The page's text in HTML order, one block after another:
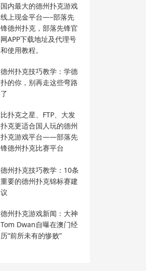
国内最大的德州扑克游戏
线上现金平台—–部落先
锋德州扑克，部落先锋官
网APP下载地址及代理号
和使用教程。
德州扑克技巧教学：学德
扑的你，别再走这些弯路
了
比扑克之星、FTP、大发
扑克更适合国人玩的德州
扑克游戏平台——部落先
锋德州扑克比赛平台
德州扑克技巧教学：10条
重要的德州扑克锦标赛建
议
德州扑克游戏新闻：大神
Tom Dwan自曝在澳门经
历“前所未有的惨败”